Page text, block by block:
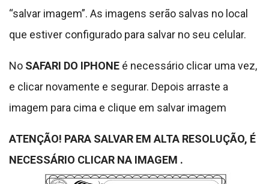
“salvar imagem”. As imagens serão salvas no local
que estiver configurado para salvar no seu celular.
No SAFARI DO IPHONE é necessário clicar uma vez,
e clicar novamente e segurar. Depois arraste a
imagem para cima e clique em salvar imagem
ATENÇÃO! PARA SALVAR EM ALTA RESOLUÇÃO, É
NECESSÁRIO CLICAR NA IMAGEM .